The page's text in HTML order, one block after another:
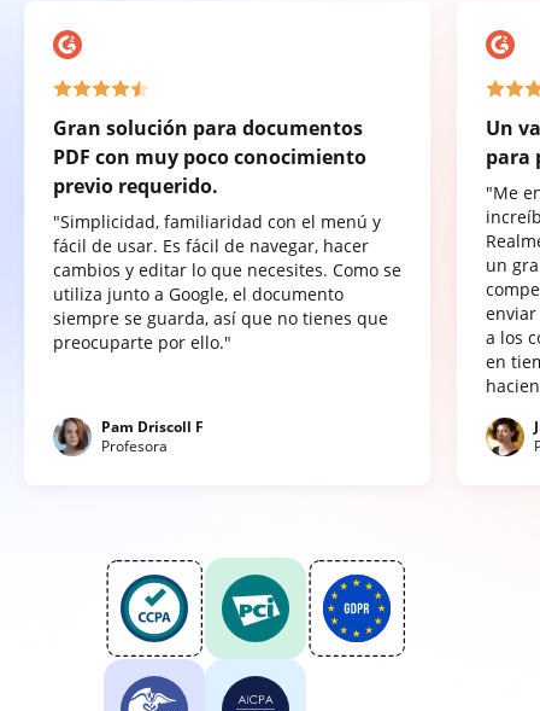
Gran solución para documentos
PDF con muy poco conocimiento
previo requerido.
"Simplicidad, familiaridad con el menú y
fácil de usar. Es fácil de navegar, hacer
cambios y editar lo que necesites. Como se
utiliza junto a Google, el documento
siempre se guarda, así que no tienes que
preocuparte por ello."
Pam Driscoll F
Profesora
Un
para
"Me
un
a los
en